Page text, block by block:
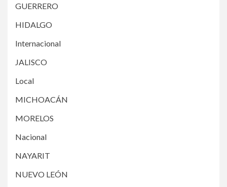
GUERRERO
HIDALGO
Internacional
JALISCO
Local
MICHOACÁN
MORELOS
Nacional
NAYARIT
NUEVO LEÓN